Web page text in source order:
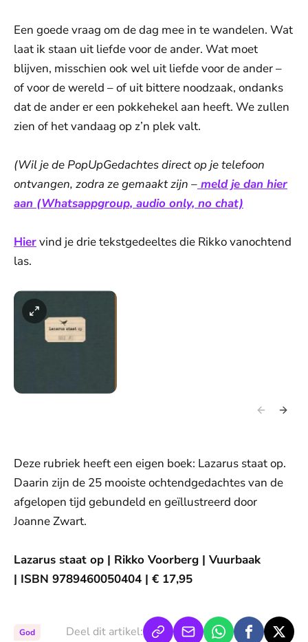
Een goede vraag om de dag mee in te wandelen. Wat
laat ik staan uit liefde voor de ander. Wat moet
blijven, misschien ook wel uit liefde voor de ander –
of voor de wereld – of uit bittere noodzaak, ondanks
dat de ander er een pokkehekel aan heeft. We zullen
zien of het vandaag op z’n plek valt.
(Wil je de PopUpGedachtes direct op je telefoon
ontvangen, zodra ze gemaakt zijn – meld je dan hier
aan (Whatsappgroup, audio only, no chat)
Hiervind je drie tekstgedeeltes die Rikko vanochtend
las.
Deze rubriek heeft een eigen boek: Lazarus staat op.
Daarin zijn de 25 mooiste ochtendgedachtes van de
afgelopen tijd gebundeld en geïllustreerd door
Joanne Zwart.
Lazarus staat op | Rikko Voorberg | Vuurbaak
| ISBN 9789460050404 | € 17,95
God Deel dit artikel: